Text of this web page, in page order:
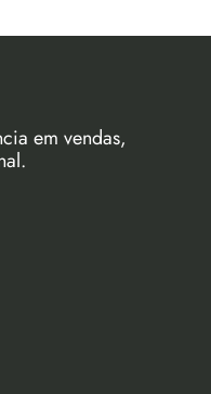
em vendas,